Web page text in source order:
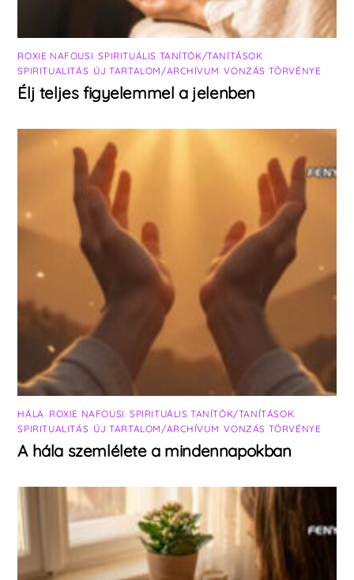
ROXIE NAFOUSI ,SPIRITUÁLIS TANÍTÓK/TANÍTÁSOK
SPIRITUALITÁS ÚJ TARTALOM/ARCHÍVUM ,VONZÁS TÖRVÉNYE
Élj teljes figyelemmel a jelenben
HÁLA ROXIE NAFOUSI SPIRITUÁLIS TANÍTÓK/TANÍTÁSOK
SPIRITUALITÁS ÚJ TARTALOM/ARCHÍVUM ,VONZÁS TÖRVÉNYE
A hála szemlélete a mindennapokban